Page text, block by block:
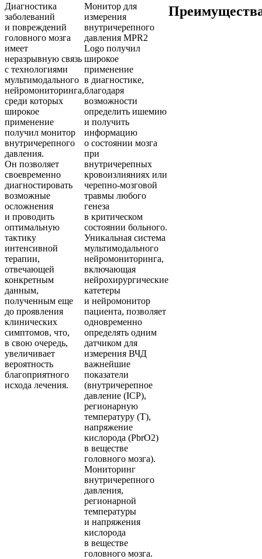
Диагностика
заболеваний
и повреждений
головного мозга
имеет
неразрывную связь
с технологиями
мультимодального
нейромониторинга,
среди которых
широкое
применение
получил монитор
внутричерепного
давления.
Он позволяет
своевременно
диагностировать
возможные
осложнения
и проводить
оптимальную
тактику
интенсивной
терапии,
отвечающей
конкретным
данным,
полученным еще
до проявления
клинических
симптомов, что,
в свою очередь,
увеличивает
вероятность
благоприятного
исхода лечения.
Монитор для
измерения
внутричерепного
давления MPR2
Logo получил
широкое
применение
в диагностике,
благодаря
возможности
определить ишемию
и получить
информацию
о состоянии мозга
при
внутричерепных
кровоизлияниях или
черепно-мозговой
травмы любого
генеза
в критическом
состоянии больного.
Уникальная система
мультимодального
нейромониторинга,
включающая
нейрохирургические
катетеры
и нейромонитор
пациента, позволяет
одновременно
определять одним
датчиком для
измерения ВЧД
важнейшие
показатели
(внутричерепное
давление (ICP),
регионарную
температуру (T),
напряжение
кислорода (PbrO2)
в веществе
головного мозга).
Мониторинг
внутричерепного
давления,
регионарной
температуры
и напряжения
кислорода
в веществе
головного мозга.